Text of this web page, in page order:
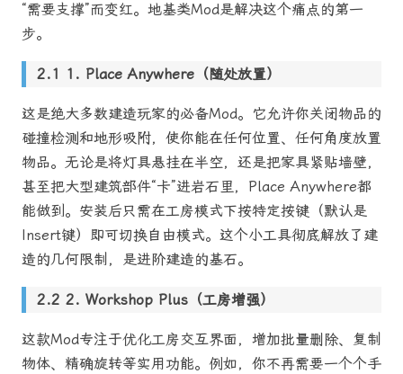
“需要支撑”而变红。地基类Mod是解决这个痛点的第一
步。
1. Place Anywhere（随处放置）
这是绝大多数建造玩家的必备Mod。它允许你关闭物品的
碰撞检测和地形吸附，使你能在任何位置、任何角度放置
物品。无论是将灯具悬挂在半空，还是把家具紧贴墙壁，
甚至把大型建筑部件“卡”进岩石里，Place Anywhere都
能做到。安装后只需在工房模式下按特定按键（默认是
Insert键）即可切换自由模式。这个小工具彻底解放了建
造的几何限制，是进阶建造的基石。
2. Workshop Plus（工房增强）
这款Mod专注于优化工房交互界面，增加批量删除、复制
物体、精确旋转等实用功能。例如，你不再需要一个个手